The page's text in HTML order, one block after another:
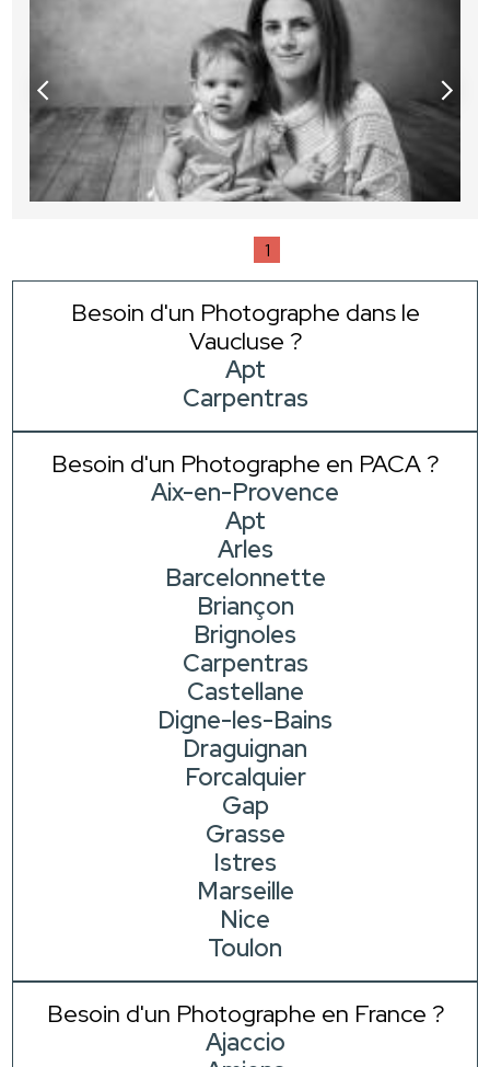
1
Besoin d'un Photographe dans le
Vaucluse ?
Apt
Carpentras
Besoin d'un Photographe en PACA ?
Aix-en-Provence
Apt
Arles
Barcelonnette
Briançon
Brignoles
Carpentras
Castellane
Digne-les-Bains
Draguignan
Forcalquier
Gap
Grasse
Istres
Marseille
Nice
Toulon
Besoin d'un Photographe en France ?
Ajaccio